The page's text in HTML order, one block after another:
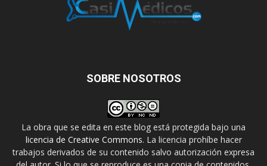
SOBRE NOSOTROS
La obra que se edita en este blog está protegida bajo una
licencia de Creative Commons. La licencia prohíbe hacer
trabajos derivados de su contenido salvo autorización expresa